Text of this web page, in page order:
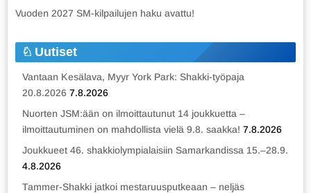
Vuoden 2027 SM-kilpailujen haku avattu!
Uutiset
Vantaan Kesälava, Myyr York Park: Shakki-työpaja
20.8.2026 7.8.2026
Nuorten JSM:ään on ilmoittautunut 14 joukkuetta –
ilmoittautuminen on mahdollista vielä 9.8. saakka! 7.8.2026
Joukkueet 46. shakkiolympialaisiin Samarkandissa 15.–28.9.
4.8.2026
Tammer-Shakki jatkoi mestaruusputkeaan – neljäs